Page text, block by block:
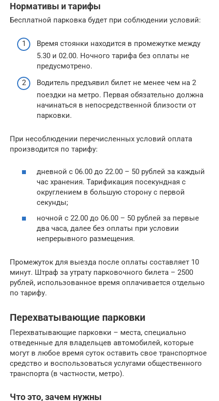
Нормативы и тарифы
Бесплатной парковка будет при соблюдении условий:
Время стоянки находится в промежутке между
5.30 и 02.00. Ночного тарифа без оплаты не
предусмотрено.
Водитель предъявил билет не менее чем на 2
поездки на метро. Первая обязательно должна
начинаться в непосредственной близости от
парковки.
При несоблюдении перечисленных условий оплата
производится по тарифу:
дневной с 06.00 до 22.00 – 50 рублей за каждый
час хранения. Тарификация посекундная с
округлением в большую сторону с первой
секунды;
ночной с 22.00 до 06.00 – 50 рублей за первые
два часа, далее без оплаты при условии
непрерывного размещения.
Промежуток для выезда после оплаты составляет 10
минут. Штраф за утрату парковочного билета – 2500
рублей, использованное время оплачивается отдельно
по тарифу.
Перехватывающие парковки
Перехватывающие парковки – места, специально
отведенные для владельцев автомобилей, которые
могут в любое время суток оставить свое транспортное
средство и воспользоваться услугами общественного
транспорта (в частности, метро).
Что это, зачем нужны